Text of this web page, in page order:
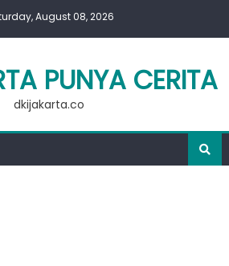
August 08, 2026
PUNYA CERITA
dkijakarta.co